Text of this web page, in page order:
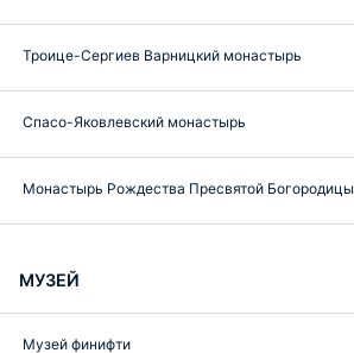
Троице-Сергиев Варницкий монастырь
Спасо-Яковлевский монастырь
Монастырь Рождества Пресвятой Богородицы
МУЗЕЙ
Музей финифти